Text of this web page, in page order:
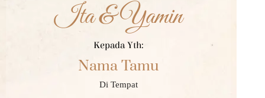
Ita & Yamin
Kepada Yth:
Nama Tamu
Di Tempat